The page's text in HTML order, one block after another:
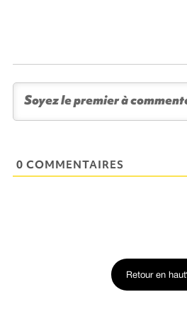
0 COMMENTAIRES
Retour en haut